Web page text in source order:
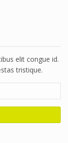
elit congue id.
tristique.